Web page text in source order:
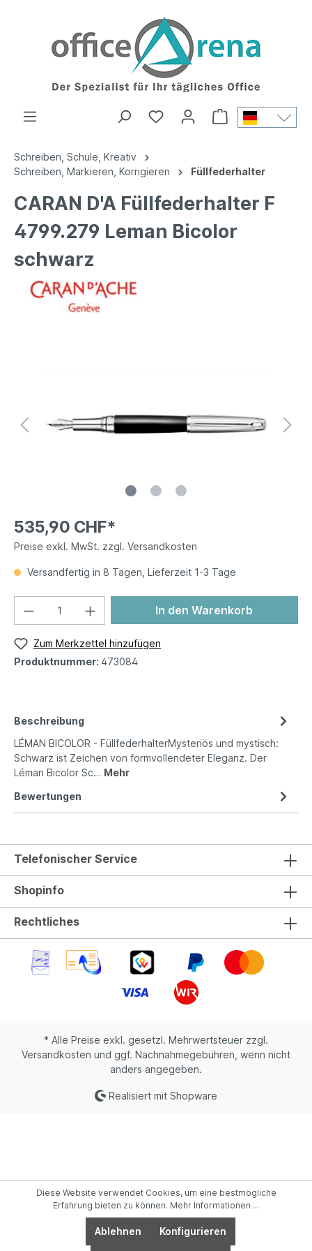
Schreiben, Schule, Kreativ
Schreiben, Markieren, Korrigieren
Füllfederhalter
CARAN D'A Füllfederhalter F
4799.279 Leman Bicolor
schwarz
535,90 CHF*
Preise exkl. MwSt. zzgl. Versandkosten
Versandfertig in 8 Tagen, Lieferzeit 1-3 Tage
In den Warenkorb
Zum Merkzettel hinzufügen
Produktnummer: 473084
Beschreibung
LÉMAN BICOLOR - FüllfederhalterMysteriös und mystisch:
Schwarz ist Zeichen von formvollendeter Eleganz. Der
Léman Bicolor Sc… Mehr
Bewertungen
Telefonischer Service
Shopinfo
Rechtliches
* Alle Preise exkl. gesetzl. Mehrwertsteuer zzgl.
Versandkosten und ggf. Nachnahmegebühren, wenn nicht
anders angegeben.
Realisiert mit Shopware
Diese Website verwendet Cookies, um eine bestmögliche
Erfahrung bieten zu können. Mehr Informationen ...
Ablehnen Konfigurieren